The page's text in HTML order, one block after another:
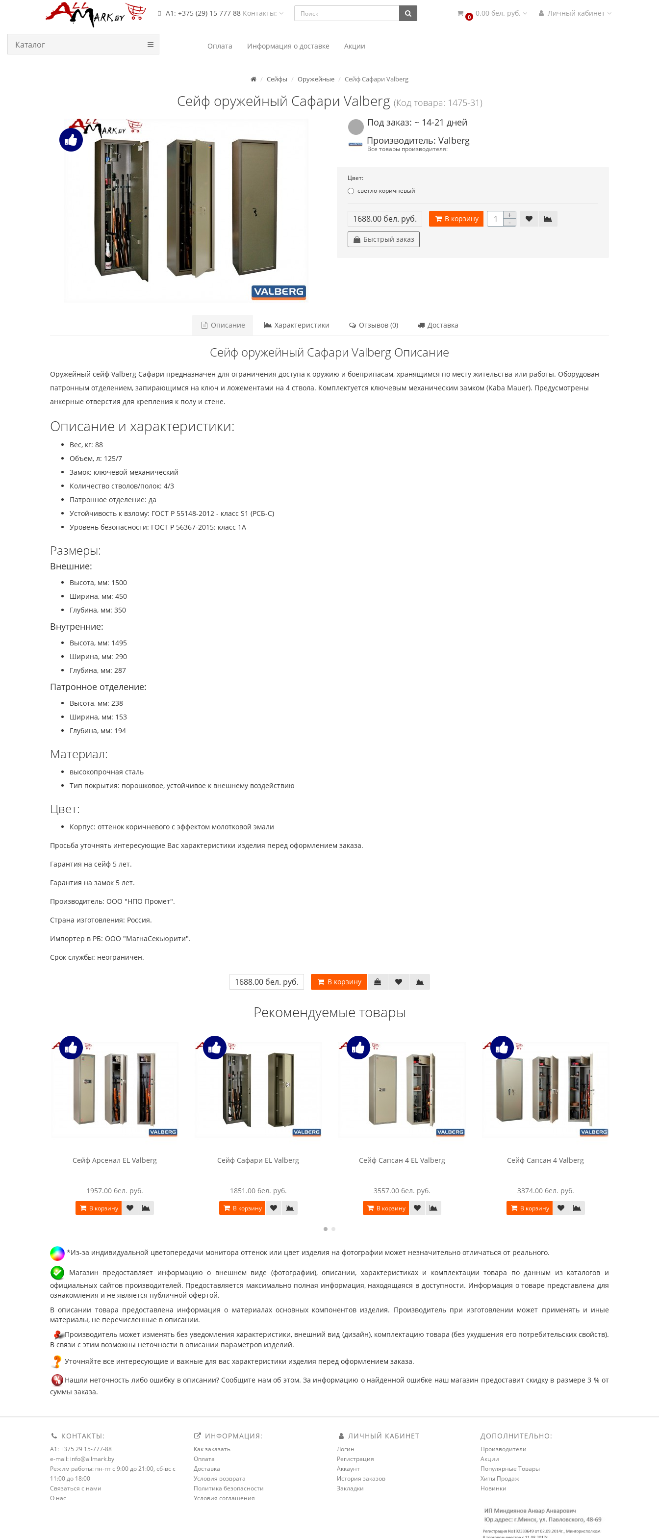
А1: +375 (29) 15 777 88 Контакты: 0 0.00 бел. руб. Личный кабинет
Каталог Оплата Информация о доставке Акции
Сейфы Оружейные Сейф Сафари Valberg
Сейф оружейный Сафари Valberg (Код товара: 1475-31)
Под заказ: ~ 14-21 дней
Производитель: Valberg
Все товары производителя:
Цвет:
светло-коричневый
1688.00 бел. руб. В корзину +
-
Быстрый заказ
Описание Характеристики Отзывов (0) Доставка
Сейф оружейный Сафари Valberg Описание
Оружейный сейф Valberg Сафари предназначен для ограничения доступа к оружию и боеприпасам, хранящимся по месту жительства или работы. Оборудован
патронным отделением, запирающимся на ключ и ложементами на 4 ствола. Комплектуется ключевым механическим замком (Kaba Mauer). Предусмотрены
анкерные отверстия для крепления к полу и стене.
Описание и характеристики:
Вес, кг: 88
Объем, л: 125/7
Замок: ключевой механический
Количество стволов/полок: 4/3
Патронное отделение: да
Устойчивость к взлому: ГОСТ Р 55148-2012 - класс S1 (РСБ-С)
Уровень безопасности: ГОСТ Р 56367-2015: класс 1A
Размеры:
Внешние:
Высота, мм: 1500
Ширина, мм: 450
Глубина, мм: 350
Внутренние:
Высота, мм: 1495
Ширина, мм: 290
Глубина, мм: 287
Патронное отделение:
Высота, мм: 238
Ширина, мм: 153
Глубина, мм: 194
Материал:
высокопрочная сталь
Тип покрытия: порошковое, устойчивое к внешнему воздействию
Цвет:
Корпус: оттенок коричневого с эффектом молотковой эмали
Просьба уточнять интересующие Вас характеристики изделия перед оформлением заказа.
Гарантия на сейф 5 лет.
Гарантия на замок 5 лет.
Производитель: ООО "НПО Промет".
Страна изготовления: Россия.
Импортер в РБ: ООО "МагнаСекьюрити".
Срок службы: неограничен.
1688.00 бел. руб. В корзину
Рекомендуемые товары
Сейф Арсенал EL Valberg
1957.00 бел. руб.
В корзину
Сейф Сафари EL Valberg
1851.00 бел. руб.
В корзину
Сейф Сапсан 4 EL Valberg
3557.00 бел. руб.
В корзину
Сейф Сапсан 4 Valberg
3374.00 бел. руб.
В корзину
*Из-за индивидуальной цветопередачи монитора оттенок или цвет изделия на фотографии может незначительно отличаться от реального.
Магазин предоставляет информацию о внешнем виде (фотографии), описании, характеристиках и комплектации товара по данным из каталогов и
официальных сайтов производителей. Предоставляется максимально полная информация, находящаяся в доступности. Информация о товаре представлена для
ознакомления и не является публичной офертой.
В описании товара предоставлена информация о материалах основных компонентов изделия. Производитель при изготовлении может применять и иные
материалы, не перечисленные в описании.
Производитель может изменять без уведомления характеристики, внешний вид (дизайн), комплектацию товара (без ухудшения его потребительских свойств).
В связи с этим возможны неточности в описании параметров изделий.
Уточняйте все интересующие и важные для вас характеристики изделия перед оформлением заказа.
Нашли неточность либо ошибку в описании? Сообщите нам об этом. За информацию о найденной ошибке наш магазин предоставит скидку в размере 3 % от
суммы заказа.
КОНТАКТЫ:
A1: +375 29 15-777-88
e-mail: info@allmark.by
Режим работы: пн-пт с 9:00 до 21:00, сб-вс с
11:00 до 18:00
Связаться с нами
О нас
ИНФОРМАЦИЯ:
Как заказать
Оплата
Доставка
Условия возврата
Политика безопасности
Условия соглашения
ЛИЧНЫЙ КАБИНЕТ
Логин
Регистрация
Аккаунт
История заказов
Закладки
ДОПОЛНИТЕЛЬНО:
Производители
Акции
Популярные Товары
Хиты Продаж
Новинки